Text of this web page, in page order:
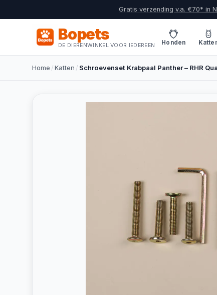
Gratis verzending v.a. €70* in
Bopets
DE DIERENWINKEL VOOR IEDEREEN Honden
Home /Katten / Schroevenset Krabpaal Panther – RHR